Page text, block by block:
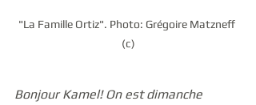
"La Famille Ortiz". Photo: Grégoire Matzneff
(c)
Bonjour Kamel! On est dimanche